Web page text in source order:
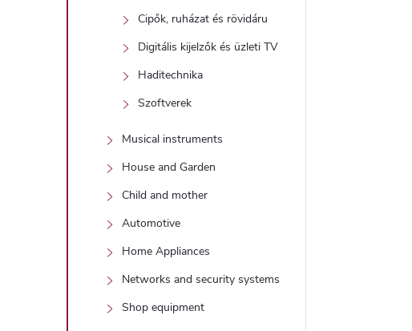
Cipők, ruházat és rövidáru
Digitális kijelzők és üzleti TV
Haditechnika
Szoftverek
Musical instruments
House and Garden
Child and mother
Automotive
Home Appliances
Networks and security systems
Shop equipment